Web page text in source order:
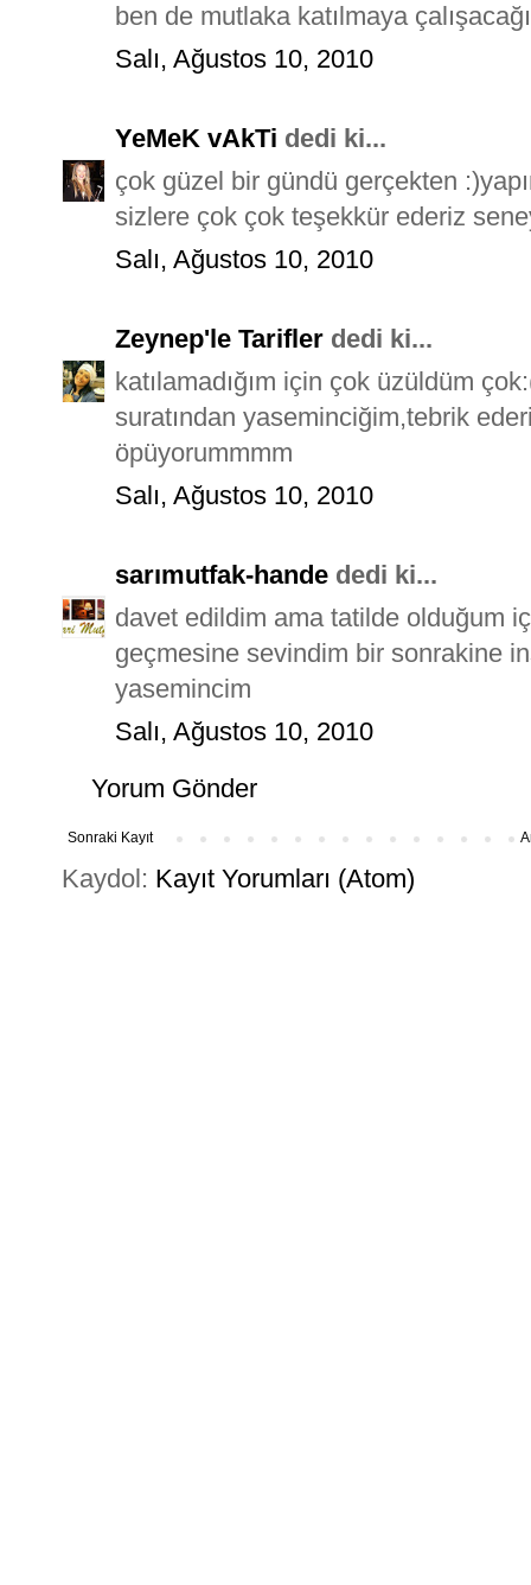
ben de mutlaka katılmaya
Salı, Ağustos 10, 2010
YeMeK vAkTi dedi ki...
çok güzel bir gündü gerçekten
sizlere çok çok teşekkür ederiz
Salı, Ağustos 10, 2010
Zeynep'le Tarifler dedi ki...
katılamadığım için çok üzüldüm
suratından yaseminciğim,tebrik
öpüyorummmm
Salı, Ağustos 10, 2010
sarımutfak-hande dedi ki...
davet edildim ama tatilde olduğum
geçmesine sevindim bir sonrakine
yasemincim
Salı, Ağustos 10, 2010
Yorum Gönder
Sonraki Kayıt
Kaydol: Kayıt Yorumları (Atom)